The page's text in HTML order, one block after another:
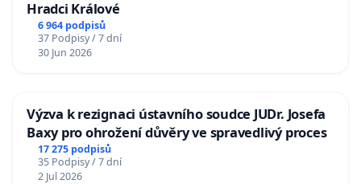
Hradci Králové
6 964 podpisů
37 Podpisy / 7 dní
30 Jun 2026
Výzva k rezignaci ústavního soudce JUDr. Josefa
Baxy pro ohrožení důvěry ve spravedlivý proces
17 275 podpisů
35 Podpisy / 7 dní
2 Jul 2026